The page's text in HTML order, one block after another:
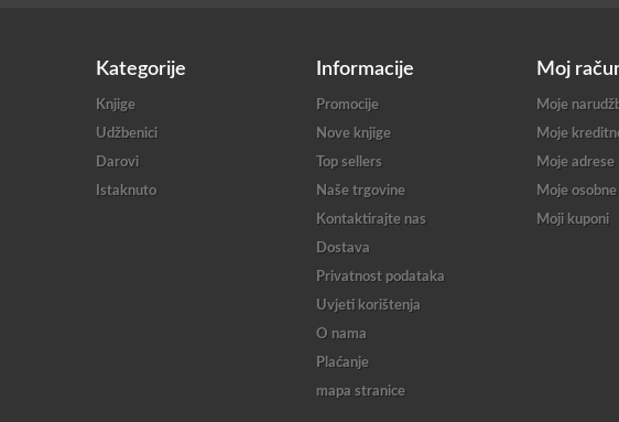
Kategorije
Knjige
Udžbenici
Darovi
Istaknuto
Informacije
Promocije
Nove knjige
Top sellers
Naše trgovine
Kontaktirajte nas
Dostava
Privatnost podataka
Uvjeti korištenja
O nama
Plaćanje
mapa stranice
Moj
Moje
Moje
Moje adrese
Moje
Moji kuponi